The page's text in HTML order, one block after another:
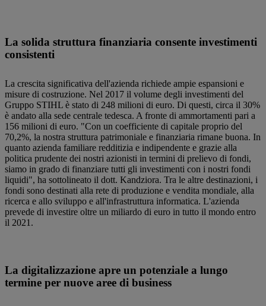
La solida struttura finanziaria consente investimenti
consistenti
La crescita significativa dell'azienda richiede ampie espansioni e
misure di costruzione. Nel 2017 il volume degli investimenti del
Gruppo STIHL è stato di 248 milioni di euro. Di questi, circa il 30%
è andato alla sede centrale tedesca. A fronte di ammortamenti pari a
156 milioni di euro. "Con un coefficiente di capitale proprio del
70,2%, la nostra struttura patrimoniale e finanziaria rimane buona. In
quanto azienda familiare redditizia e indipendente e grazie alla
politica prudente dei nostri azionisti in termini di prelievo di fondi,
siamo in grado di finanziare tutti gli investimenti con i nostri fondi
liquidi", ha sottolineato il dott. Kandziora. Tra le altre destinazioni, i
fondi sono destinati alla rete di produzione e vendita mondiale, alla
ricerca e allo sviluppo e all'infrastruttura informatica. L'azienda
prevede di investire oltre un miliardo di euro in tutto il mondo entro
il 2021.
La digitalizzazione apre un potenziale a lungo
termine per nuove aree di business